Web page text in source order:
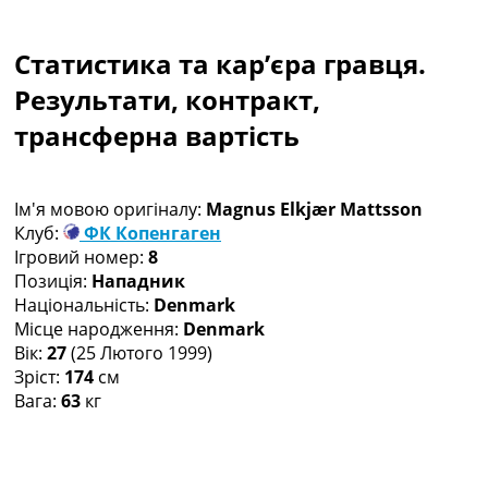
Чемпіонат Світу
Україна. Прем’єр-Ліга
Україна. Перша Ліга
Ліга Чемпіонів
Ще Турніри >>>
Таблиці
Чемпіонат Світу. Турнирні таблиці
Таблиця УПЛ
Перша Ліга
Таблиця АПЛ
Таблиця Ла Ліги
Таблиця Ліги Чемпіонів
Всі таблиці >>>
Статистика та кар’єра гравця.
Результати, контракт,
трансферна вартість
Ім'я мовою оригіналу: Magnus Elkjær Mattsson
Клуб:
ФК Копенгаген
Ігровий номер: 8
Позиція: Нападник
Національність: Denmark
Місце народження: Denmark
Вік: 27(25 Лютого 1999)
Зріст: 174 см
Вага: 63 кг